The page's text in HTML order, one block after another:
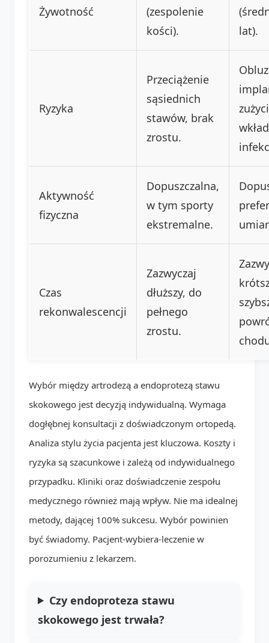
Żywotność
(zespolenie
kości).
lat).
Ryzyka
Przeciążenie
sąsiednich
stawów, brak
zrostu.
Aktywność
fizyczna
Dopuszczalna,
w tym sporty
ekstremalne.
Czas
rekonwalescencji
Zazwyczaj
dłuższy, do
pełnego
zrostu.
Wybór między artrodezą a endoprotezą stawu
skokowego jest decyzją indywidualną. Wymaga
dogłębnej konsultacji z doświadczonym ortopedą.
Analiza stylu życia pacjenta jest kluczowa. Koszty i
ryzyka są szacunkowe i zależą od indywidualnego
przypadku. Kliniki oraz doświadczenie zespołu
medycznego również mają wpływ. Nie ma idealnej
metody, dającej 100% sukcesu. Wybór powinien
być świadomy. Pacjent-wybiera-leczenie w
porozumieniu z lekarzem.
Czy endoproteza stawu
skokowego jest trwała?